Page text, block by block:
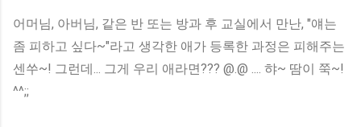
어머님, 아버님, 같은 반 또는 방과 후 교실에서 만난, "얘는
좀 피하고 싶다~"라고 생각한 애가 등록한 과정은 피해주는
센쑤~! 그런데... 그게 우리 애라면??? @.@ .... 햐~ 땀이 쭉~!
^^;;